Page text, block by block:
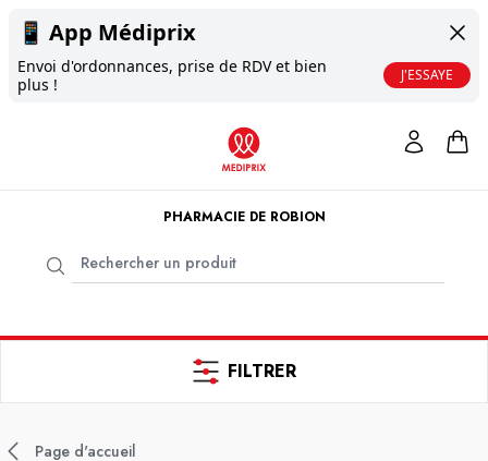
📱 App Médiprix
Envoi d'ordonnances, prise de RDV et bien
plus !
J'ESSAYE
PHARMACIE DE ROBION
FILTRER
Page d'accueil